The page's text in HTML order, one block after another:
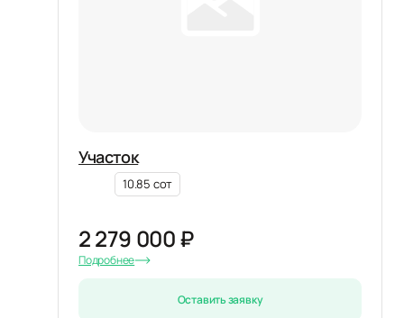
Участок
10.85 сот
2 279 000 ₽
Подробнее
Оставить заявку